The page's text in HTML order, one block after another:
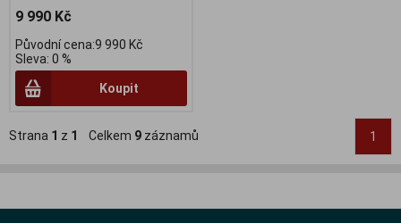
9 990 Kč
Původní cena:9 990 Kč
Sleva: 0 %
Koupit
Strana 1 z 1 Celkem 9 záznamů 1